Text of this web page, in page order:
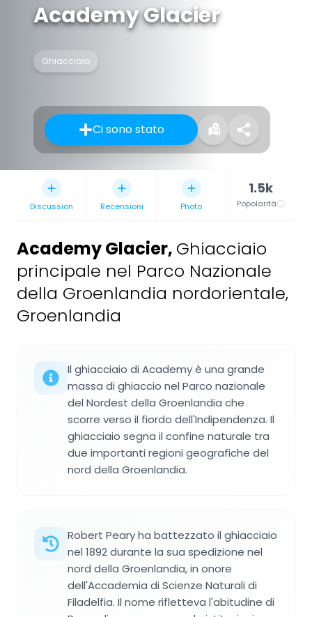
Academy Glacier
Ghiacciaio
Ci sono stato
Discussion Recensioni Photo
1.5k
Popolarità
Academy Glacier, Ghiacciaio
principale nel Parco Nazionale
della Groenlandia nordorientale,
Groenlandia
Il ghiacciaio di Academy è una grande
massa di ghiaccio nel Parco nazionale
del Nordest della Groenlandia che
scorre verso il fiordo dell'Indipendenza. Il
ghiacciaio segna il confine naturale tra
due importanti regioni geografiche del
nord della Groenlandia.
Robert Peary ha battezzato il ghiacciaio
nel 1892 durante la sua spedizione nel
nord della Groenlandia, in onore
dell'Accademia di Scienze Naturali di
Filadelfia. Il nome rifletteva l'abitudine di